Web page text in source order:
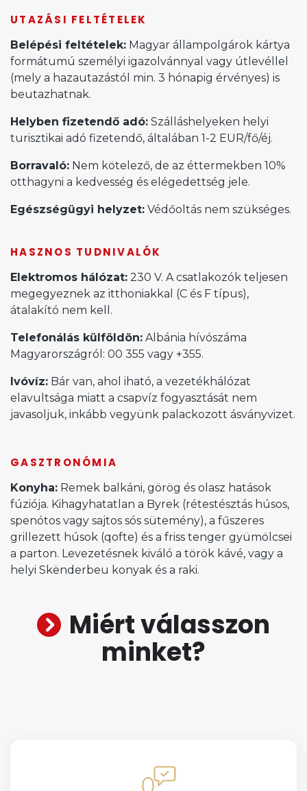
UTAZÁSI FELTÉTELEK
Belépési feltételek: Magyar állampolgárok kártya
formátumú személyi igazolvánnyal vagy útlevéllel
(mely a hazautazástól min. 3 hónapig érvényes) is
beutazhatnak.
Helyben fizetendő adó: Szálláshelyeken helyi
turisztikai adó fizetendő, általában 1-2 EUR/fő/éj.
Borravaló: Nem kötelező, de az éttermekben 10%
otthagyni a kedvesség és elégedettség jele.
Egészségügyi helyzet: Védőoltás nem szükséges.
HASZNOS TUDNIVALÓK
Elektromos hálózat: 230 V. A csatlakozók teljesen
megegyeznek az itthoniakkal (C és F típus),
átalakító nem kell.
Telefonálás külföldön: Albánia hívószáma
Magyarországról: 00 355 vagy +355.
Ivóvíz: Bár van, ahol iható, a vezetékhálózat
elavultsága miatt a csapvíz fogyasztását nem
javasoljuk, inkább vegyünk palackozott ásványvizet.
GASZTRONÓMIA
Konyha: Remek balkáni, görög és olasz hatások
fúziója. Kihagyhatatlan a Byrek (rétestésztás húsos,
spenótos vagy sajtos sós sütemény), a fűszeres
grillezett húsok (qofte) és a friss tenger gyümölcsei
a parton. Levezetésnek kiváló a török kávé, vagy a
helyi Skënderbeu konyak és a raki.
Miért válasszon
minket?